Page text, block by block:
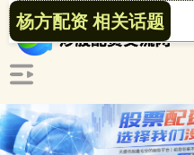
杨方配资 相关话题